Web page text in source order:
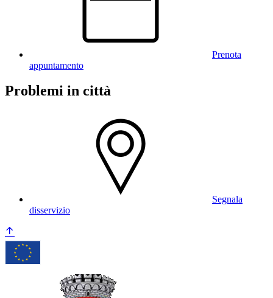
Prenota
appuntamento
Problemi in città
Segnala
disservizio